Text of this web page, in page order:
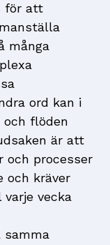
för att
många
ord kan i
flöden
är att
och processer
och kräver
vecka
samma